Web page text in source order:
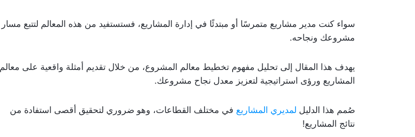
سواء كنت مدير مشاريع متمرسًا أو مبتدئًا في إدارة المشاريع، فستستفيد من هذه المعالم لتتبع مسار
مشروعك ونجاحه.
يهدف هذا المقال إلى تحليل مفهوم تخطيط معالم المشروع، من خلال تقديم أمثلة واقعية على معالم
المشاريع ورؤى استراتيجية لتعزيز معدل نجاح مشروعك.
صُمم هذا الدليل لمديري المشاريع في مختلف القطاعات، وهو ضروري لتحقيق أقصى استفادة من
نتائج المشاريع!